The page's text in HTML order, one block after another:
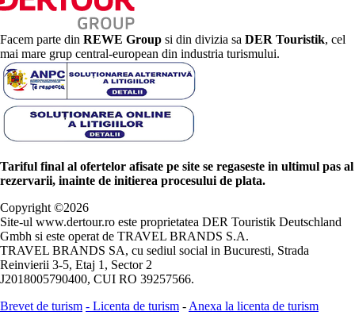
Facem parte din REWE Group si din divizia sa DER Touristik, cel
mai mare grup central-european din industria turismului.
Tariful final al ofertelor afisate pe site se regaseste in ultimul pas al
rezervarii, inainte de initierea procesului de plata.
Copyright ©2026
Site-ul www.dertour.ro este proprietatea DER Touristik Deutschland
Gmbh si este operat de TRAVEL BRANDS S.A.
TRAVEL BRANDS SA, cu sediul social in Bucuresti, Strada
Reinvierii 3-5, Etaj 1, Sector 2
J2018005790400, CUI RO 39257566.
Brevet de turism - Licenta de turism -Anexa la licenta de turism